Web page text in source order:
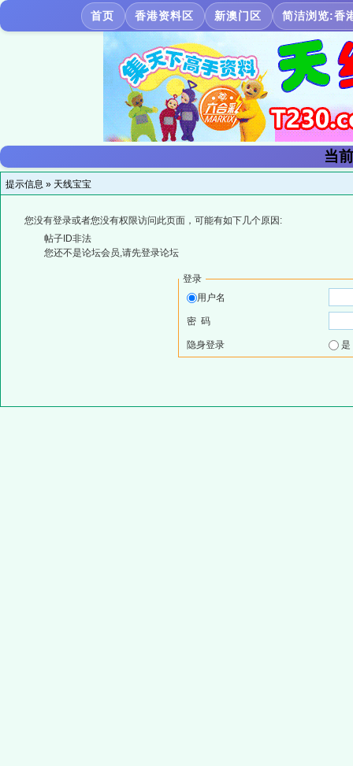
首页 香港资料区 新澳门区 简洁浏览:香
当
提示信息 » 天线宝宝
您没有登录或者您没有权限访问此页面，可能有如下几个原因:
帖子ID非法
您还不是论坛会员,请先登录论坛
登录
用户名
密 码
隐身登录